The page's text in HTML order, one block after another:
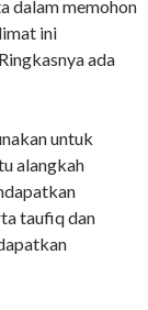
dalam memohon
ini
ada
untuk
alangkah
taufiq dan